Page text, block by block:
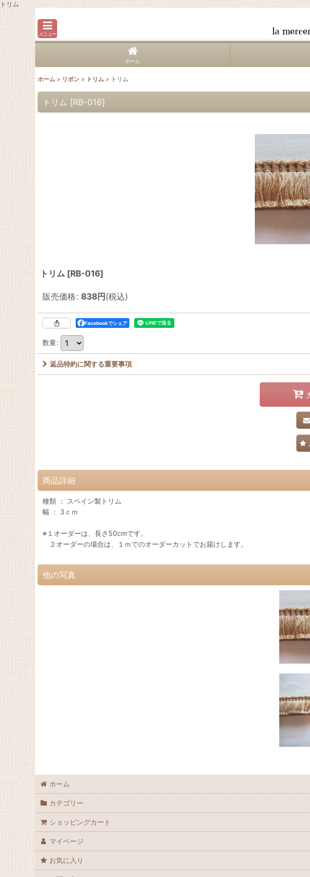
トリム
メニュー
ホーム
ホーム > リボン > トリム > トリム
トリム [RB-016]
トリム [RB-016]
販売価格: 838円(税込)
Facebookでシェア
数量:
返品特約に関する重要事項
商品詳細
種類 ： スペイン製トリム
幅 ： 3ｃｍ
※１オーダーは、長さ50cmです。
２オーダーの場合は、１ｍでのオーダーカットでお届けします。
他の写真
ホーム
カテゴリー
ショッピングカート
マイページ
お気に入り